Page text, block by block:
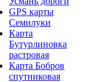
GPS карты
Семилуки
Карта
Бутурлиновка
растровая
Карта Бобров
спутниковая